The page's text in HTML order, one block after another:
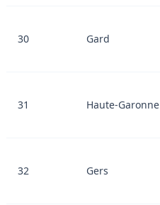
30 Gard
31 Haute-Garonne
32 Gers